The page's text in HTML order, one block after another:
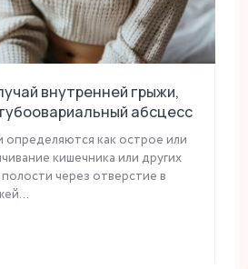
внутренней грыжи,
абсцесс
определяются как острое или
кишечника или других
через отверстие в